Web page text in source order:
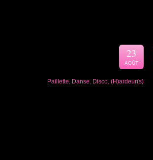
23
AOÛT
Paillette Danse Disco (H)ardeur(s)